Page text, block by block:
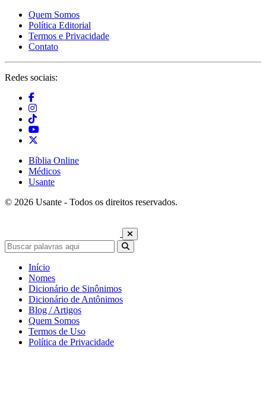
Quem Somos
Política Editorial
Termos e Privacidade
Contato
Redes sociais:
Bíblia Online
Médicos
Usante
© 2026 Usante - Todos os direitos reservados.
Início
Nomes
Dicionário de Sinônimos
Dicionário de Antônimos
Blog / Artigos
Quem Somos
Termos de Uso
Política de Privacidade